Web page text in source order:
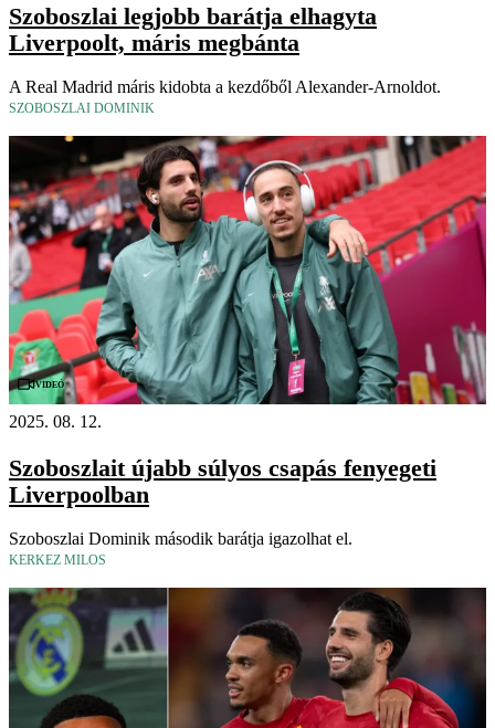
Szoboszlai legjobb barátja elhagyta
Liverpoolt, máris megbánta
A Real Madrid máris kidobta a kezdőből Alexander-Arnoldot.
SZOBOSZLAI DOMINIK
Videó
2025. 08. 12.
Szoboszlait újabb súlyos csapás fenyegeti
Liverpoolban
Szoboszlai Dominik második barátja igazolhat el.
KERKEZ MILOS